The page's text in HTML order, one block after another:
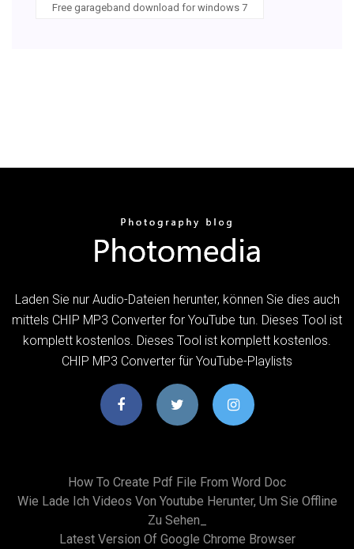
Free garageband download for windows 7
Laden Sie nur Audio-Dateien herunter, können Sie dies auch
mittels CHIP MP3 Converter for YouTube tun. Dieses Tool ist
komplett kostenlos. Dieses Tool ist komplett kostenlos.
CHIP MP3 Converter für YouTube-Playlists
How To Create Pdf File From Word Doc
Wie Lade Ich Videos Von Youtube Herunter, Um Sie Offline
Zu Sehen_
Latest Version Of Google Chrome Browser